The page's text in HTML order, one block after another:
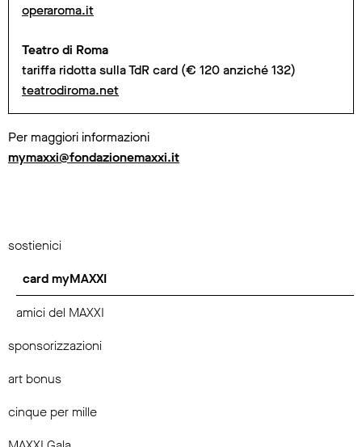
operaroma.it
Teatro di Roma
tariffa ridotta sulla TdR card (€ 120 anziché 132)
teatrodiroma.net
Per maggiori informazioni
mymaxxi@fondazionemaxxi.it
sostienici
card myMAXXI
amici del MAXXI
sponsorizzazioni
art bonus
cinque per mille